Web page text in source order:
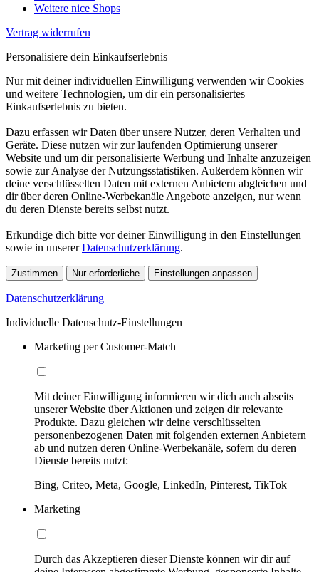
Weitere nice Shops
Vertrag widerrufen
Personalisiere dein Einkaufserlebnis
Nur mit deiner individuellen Einwilligung verwenden wir Cookies
und weitere Technologien, um dir ein personalisiertes
Einkaufserlebnis zu bieten.
Dazu erfassen wir Daten über unsere Nutzer, deren Verhalten und
Geräte. Diese nutzen wir zur laufenden Optimierung unserer
Website und um dir personalisierte Werbung und Inhalte anzuzeigen
sowie zur Analyse der Nutzungsstatistiken. Außerdem können wir
deine verschlüsselten Daten mit externen Anbietern abgleichen und
dir über deren Online-Werbekanäle Angebote anzeigen, nur wenn
du deren Dienste bereits selbst nutzt.
Erkundige dich bitte vor deiner Einwilligung in den Einstellungen
sowie in unsererDatenschutzerklärung.
Zustimmen Nur erforderliche Einstellungen anpassen
Datenschutzerklärung
Individuelle Datenschutz-Einstellungen
Marketing per Customer-Match
Mit deiner Einwilligung informieren wir dich auch abseits
unserer Website über Aktionen und zeigen dir relevante
Produkte. Dazu gleichen wir deine verschlüsselten
personenbezogenen Daten mit folgenden externen Anbietern
ab und nutzen deren Online-Werbekanäle, sofern du deren
Dienste bereits nutzt:
Bing, Criteo, Meta, Google, LinkedIn, Pinterest, TikTok
Marketing
Durch das Akzeptieren dieser Dienste können wir dir auf